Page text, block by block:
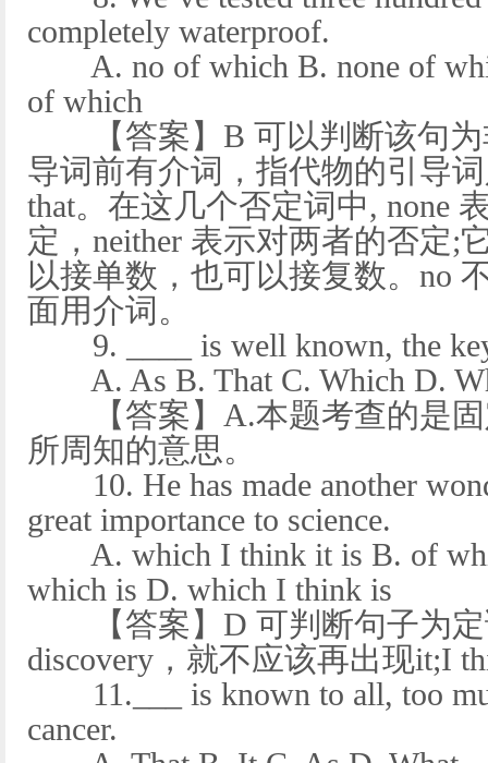
completely waterproof.
A. no of which B. none of
of which
【答案】B 可以判断该句为
导词前有介词，指代物的引导
that。在这几个否定词中, none
定，neither 表示对两者的否定;
以接单数，也可以接复数。no
面用介词。
9. ____ is well known, the key
A. As B. That C. Which D.
【答案】A.本题考查的是固
所周知的意思。
10. He has made another
great importance to science.
A. which I think it is B. of
which is D. which I think is
【答案】D 可判断句子为定
discovery，就不应该再出现it;I
11.___ is known to all, too
cancer.